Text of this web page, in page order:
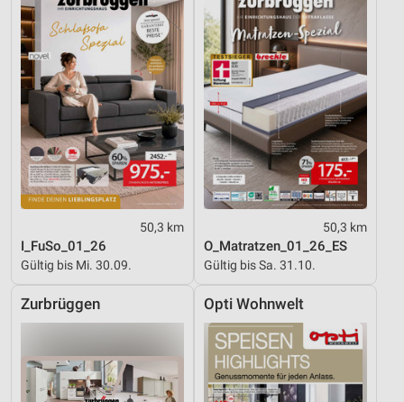
50,3 km
I_FuSo_01_26
Gültig bis Mi. 30.09.
50,3 km
O_Matratzen_01_26_ES
Gültig bis Sa. 31.10.
Zurbrüggen Opti Wohnwelt